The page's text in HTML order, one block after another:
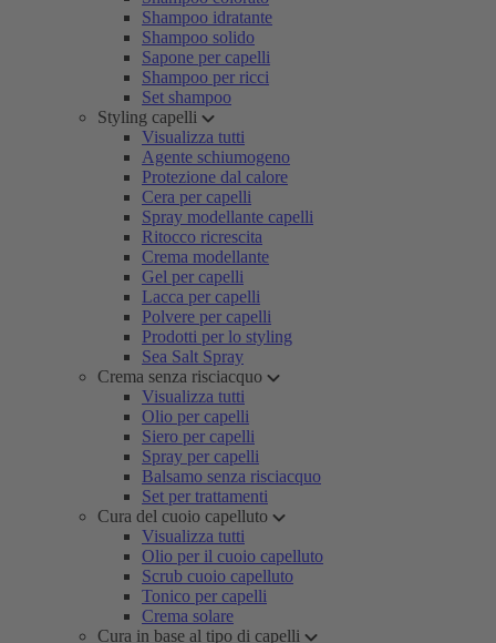
Shampoo idratante
Shampoo solido
Sapone per capelli
Shampoo per ricci
Set shampoo
Styling capelli
Visualizza tutti
Agente schiumogeno
Protezione dal calore
Cera per capelli
Spray modellante capelli
Ritocco ricrescita
Crema modellante
Gel per capelli
Lacca per capelli
Polvere per capelli
Prodotti per lo styling
Sea Salt Spray
Crema senza risciacquo
Visualizza tutti
Olio per capelli
Siero per capelli
Spray per capelli
Balsamo senza risciacquo
Set per trattamenti
Cura del cuoio capelluto
Visualizza tutti
Olio per il cuoio capelluto
Scrub cuoio capelluto
Tonico per capelli
Crema solare
Cura in base al tipo di capelli